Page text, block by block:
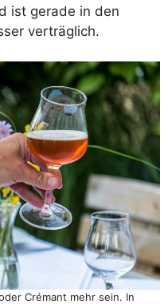
ist gerade in den
verträglich.
Crémant mehr sein. In